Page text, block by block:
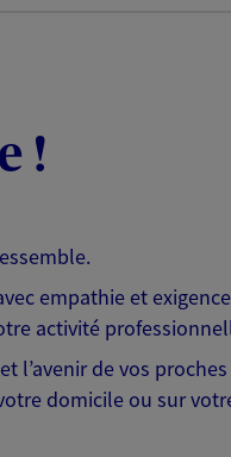
!
empathie et
activité
de vos proches
domicile ou sur